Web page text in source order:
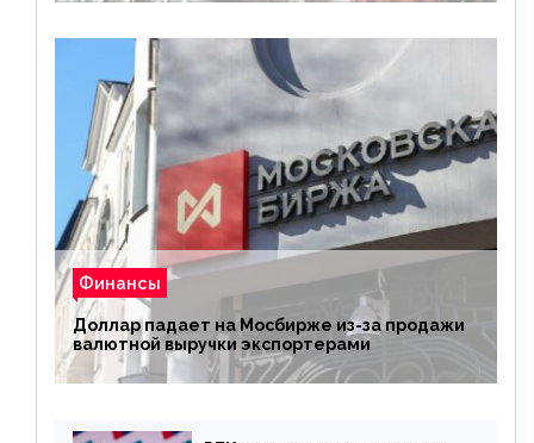
Финансы
Доллар падает на Мосбирже из-за продажи
валютной выручки экспортерами